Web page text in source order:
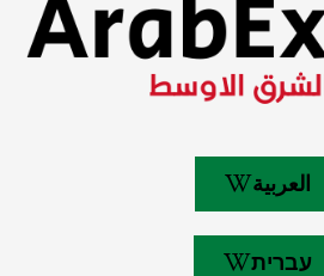
العربية
עברית